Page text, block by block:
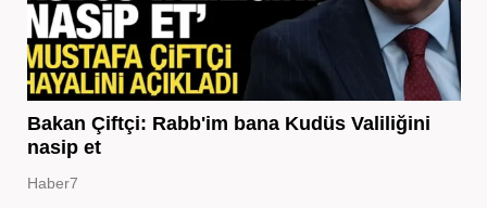
Bakan Çiftçi: Rabb'im bana Kudüs Valiliğini
nasip et
Haber7